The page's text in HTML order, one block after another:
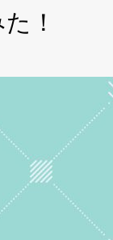
！